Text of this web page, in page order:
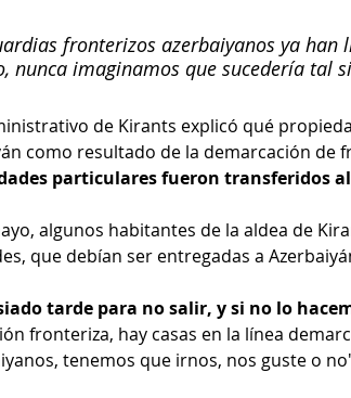
fronterizos azerbaiyanos ya han
nunca imaginamos que sucedería tal
de Kirants explicó qué
como resultado de la demarcación de
particulares fueron transferidos
algunos habitantes de la aldea de
que debían ser entregadas a
tarde para no salir, y si no lo
fronteriza, hay casas en la línea
tenemos que irnos, nos guste o